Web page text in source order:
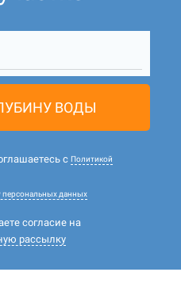
ВОДЫ
с Политикой
персональных данных
согласие на
рассылку